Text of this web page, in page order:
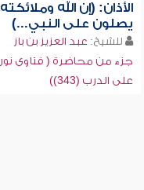
الأذان: (إن الله وملائكته
يصلون على النبي...)
للشيخ: عبد العزيز بن باز
جزء من محاضرة ( فتاوى نور
على الدرب (343))